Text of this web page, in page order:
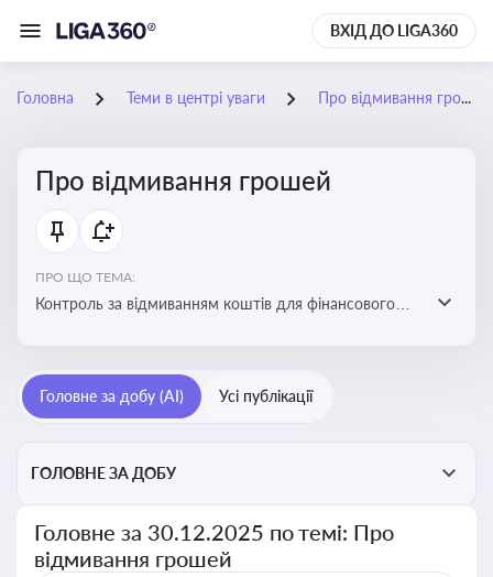
ВХІД ДО LIGA360
Головна Теми в центрі уваги Про відмивання грошей
Про відмивання грошей
ПРО ЩО ТЕМА:
Контроль за відмиванням коштів для фінансового
сплати податків. Вбудовування AML у договори та
Головне за добу (AI) Усі публікації
ГОЛОВНЕ ЗА ДОБУ
Головне за 30.12.2025 по темі: Про
відмивання грошей